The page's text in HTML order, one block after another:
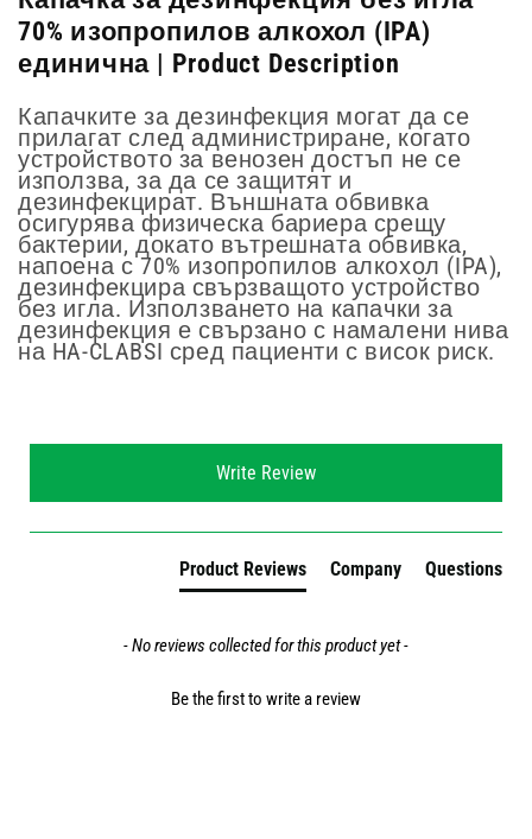
70% изопропилов алкохол (IPA)
единична | Product Description
Капачките за дезинфекция могат да се
прилагат след администриране, когато
устройството за венозен достъп не се
използва, за да се защитят и
дезинфекцират. Външната обвивка
осигурява физическа бариера срещу
бактерии, докато вътрешната обвивка,
напоена с 70% изопропилов алкохол (IPA),
дезинфекцира свързващото устройство
без игла. Използването на капачки за
дезинфекция е свързано с намалени нива
на HA-CLABSI сред пациенти с висок риск.
Write Review
Product Reviews Company Questions
- No reviews collected for this product yet -
Be the first to write a review